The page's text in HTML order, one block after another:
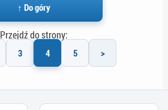
↑ Do góry
Przejdź do strony:
3 4 5 >